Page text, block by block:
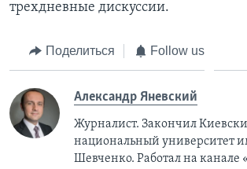
трехдневные дискуссии.
Поделиться Follow us
Александр Яневский
Журналист. Закончил
национальный университет
Шевченко. Работал на канале